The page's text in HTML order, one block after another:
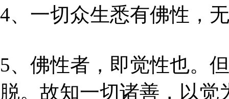
4、一切众生悉有佛性，
5、佛性者，即觉性也。
脱。故知一切诸善，以